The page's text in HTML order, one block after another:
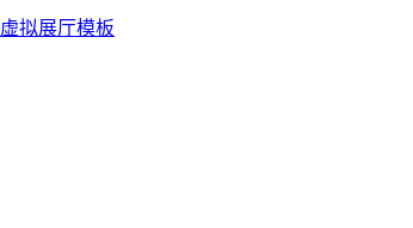
虚拟展厅模板